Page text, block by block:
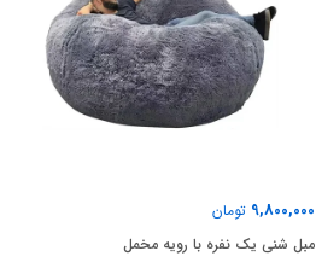
9,800,000 تومان
مبل شنی یک نفره با رویه مخمل